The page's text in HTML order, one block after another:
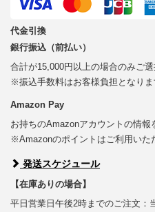
代金引換
銀行振込（前払い）
合計が15,000円以上の場合のみご選
※振込手数料はお客様負担となりま
Amazon Pay
お持ちのAmazonアカウントの情報
※Amazonのポイントはご利用いた
発送スケジュール
【在庫ありの場合】
平日営業日午後2時までのご注文：